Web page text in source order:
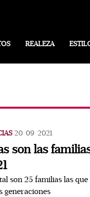
REALEZA
20/09/2021
son las
son 25 familias las
generaciones